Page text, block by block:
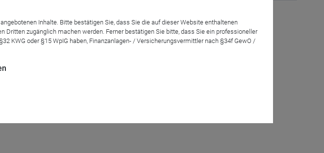
an. Sollten Sie einmal verhindert
Inhalte. Bitte bestätigen Sie, dass Sie die auf dieser Website enthaltenen
zugänglich machen werden. Ferner bestätigen Sie bitte, dass Sie ein professioneller
KWG oder §15 WpIG haben, Finanzanlagen- / Versicherungsvermittler nach §34f GewO /